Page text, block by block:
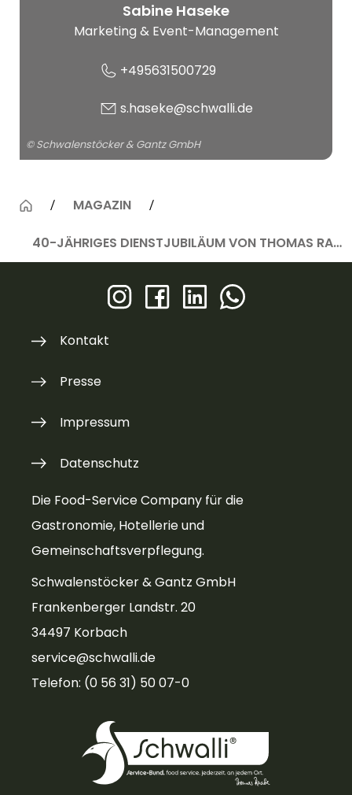
Sabine Haseke
Marketing & Event-Management
+495631500729
s.haseke@schwalli.de
© Schwalenstöcker & Gantz GmbH
MAGAZIN
40-JÄHRIGES DIENSTJUBILÄUM VON THOMAS RAABE
Die Food-Service Company für die
Gastronomie, Hotellerie und
Gemeinschaftsverpflegung.
Schwalenstöcker & Gantz GmbH
Frankenberger Landstr. 20
34497 Korbach
service@schwalli.de
Telefon: (0 56 31) 50 07-0
Kontakt
Presse
Impressum
Datenschutz